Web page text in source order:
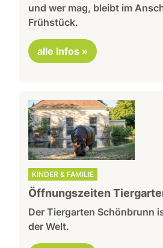
und wer mag, bleibt im
Frühstück.
alle Infos »
KINDER & FAMILIE
Öffnungszeiten
Der Tiergarten Schönbrunn
der Welt.